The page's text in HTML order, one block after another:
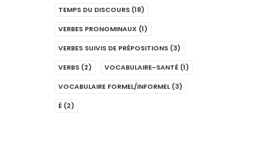
TEMPS DU DISCOURS (18)
VERBES PRONOMINAUX (1)
VERBES SUIVIS DE PRÉPOSITIONS (3)
VERBS (2) VOCABULAIRE-SANTÉ (1)
VOCABULAIRE FORMEL/INFORMEL (3)
É (2)